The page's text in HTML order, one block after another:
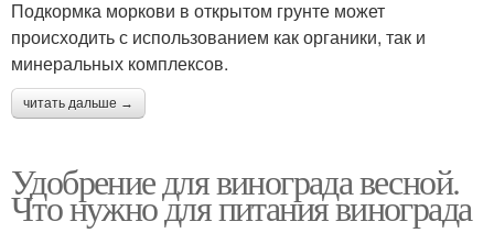
Подкормка моркови в открытом грунте может
происходить с использованием как органики, так и
минеральных комплексов.
читать дальше →
Удобрение для винограда весной.
Что нужно для питания винограда